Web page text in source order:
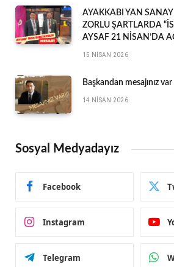
AYAKKABI YAN
ZORLU ŞARTLARDA
AYSAF 21 NİSAN’DA
15 NISAN 2026
Başkandan mesajınız var
14 NISAN 2026
Sosyal Medyadayız
Facebook
Instagram
Telegram